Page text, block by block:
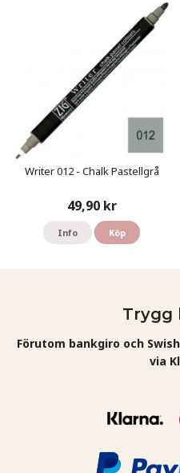
Writer 012 - Chalk Pastellgrå
49,90 kr
Info Köp
Trygg
Förutom bankgiro och
via